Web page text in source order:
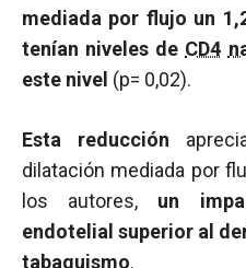
mediada por flujo un
tenían niveles de CD4
este nivel (p= 0,02).
Esta reducción
dilatación mediada por
los autores, un
endotelial superior al
tabaquismo.